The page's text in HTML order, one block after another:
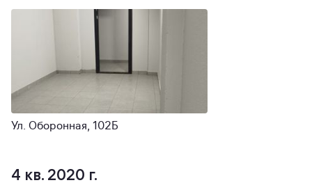
Ул. Оборонная, 102Б
4 кв. 2020 г.